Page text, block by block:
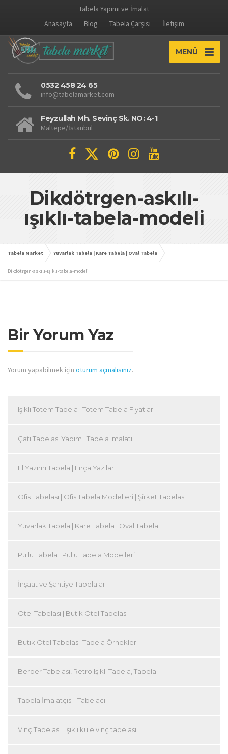
Tabela Yapımı ve İmalat
Anasayfa
Blog Tabela Çarşısı İletişim
MENÜ
0532 458 24 65
info@tabelamarket.com
Feyzullah Mh. Sevinç Sk. NO: 4-1
Maltepe/İstanbul
Dikdötrgen-askılı-
ışıklı-tabela-modeli
Tabela Market Yuvarlak Tabela | Kare Tabela | Oval Tabela
Dikdötrgen-askılı-ışıklı-tabela-modeli
Bir Yorum Yaz
Yorum yapabilmek için oturum açmalısınız.
Işıklı Totem Tabela | Totem Tabela Fiyatları
Çatı Tabelası Yapım | Tabela imalatı
El Yazımı Tabela | Fırça Yazıları
Ofis Tabelası | Ofis Tabela Modelleri | Şirket Tabelası
Yuvarlak Tabela | Kare Tabela | Oval Tabela
Pullu Tabela | Pullu Tabela Modelleri
İnşaat ve Şantiye Tabelaları
Otel Tabelası | Butik Otel Tabelası
Butik Otel Tabelası-Tabela Örnekleri
Berber Tabelası, Retro Işıklı Tabela, Tabela
Tabela İmalatçısı | Tabelacı
Vinç Tabelası | ışıklı kule vinç tabelası